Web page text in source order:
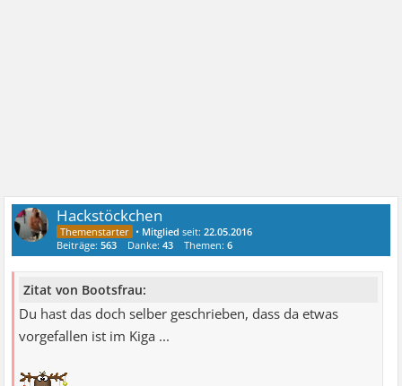
Hackstöckchen
• Mitglied seit:22.05.2016
Beiträge:563 Danke:43 Themen:6
Zitat von Bootsfrau:
Du hast das doch selber geschrieben, dass da etwas
vorgefallen ist im Kiga ...